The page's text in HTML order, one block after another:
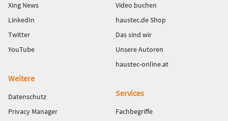
Xing News
LinkedIn
Twitter
YouTube
Video buchen
haustec.de Shop
Das sind wir
Unsere Autoren
haustec-online.at
Weitere
Datenschutz
Privacy Manager
Services
Fachbegriffe